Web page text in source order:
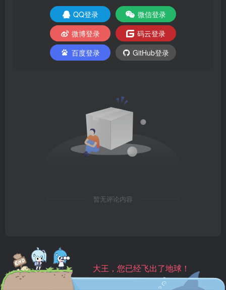
QQ登录
微信登录
微博登录
码云登录
百度登录
GitHub登录
暂无评论内容
大王，您已经飞出了地球！